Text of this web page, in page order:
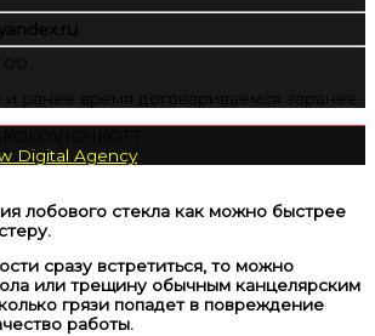
ранее время договариваемся заранее.
Digital Agency
лобового стекла как можно быстрее
сразу встретиться, то можно
или трещину обычным канцелярским
грязи попадет в повреждение
работы.